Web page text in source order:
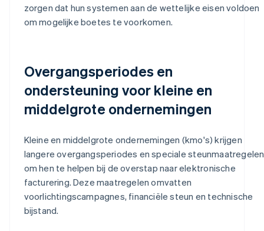
zorgen dat hun systemen aan de wettelijke eisen voldoen
om mogelijke boetes te voorkomen.
Overgangsperiodes en
ondersteuning voor kleine en
middelgrote ondernemingen
Kleine en middelgrote ondernemingen (kmo's) krijgen
langere overgangsperiodes en speciale steunmaatregelen
om hen te helpen bij de overstap naar elektronische
facturering. Deze maatregelen omvatten
voorlichtingscampagnes, financiële steun en technische
bijstand.